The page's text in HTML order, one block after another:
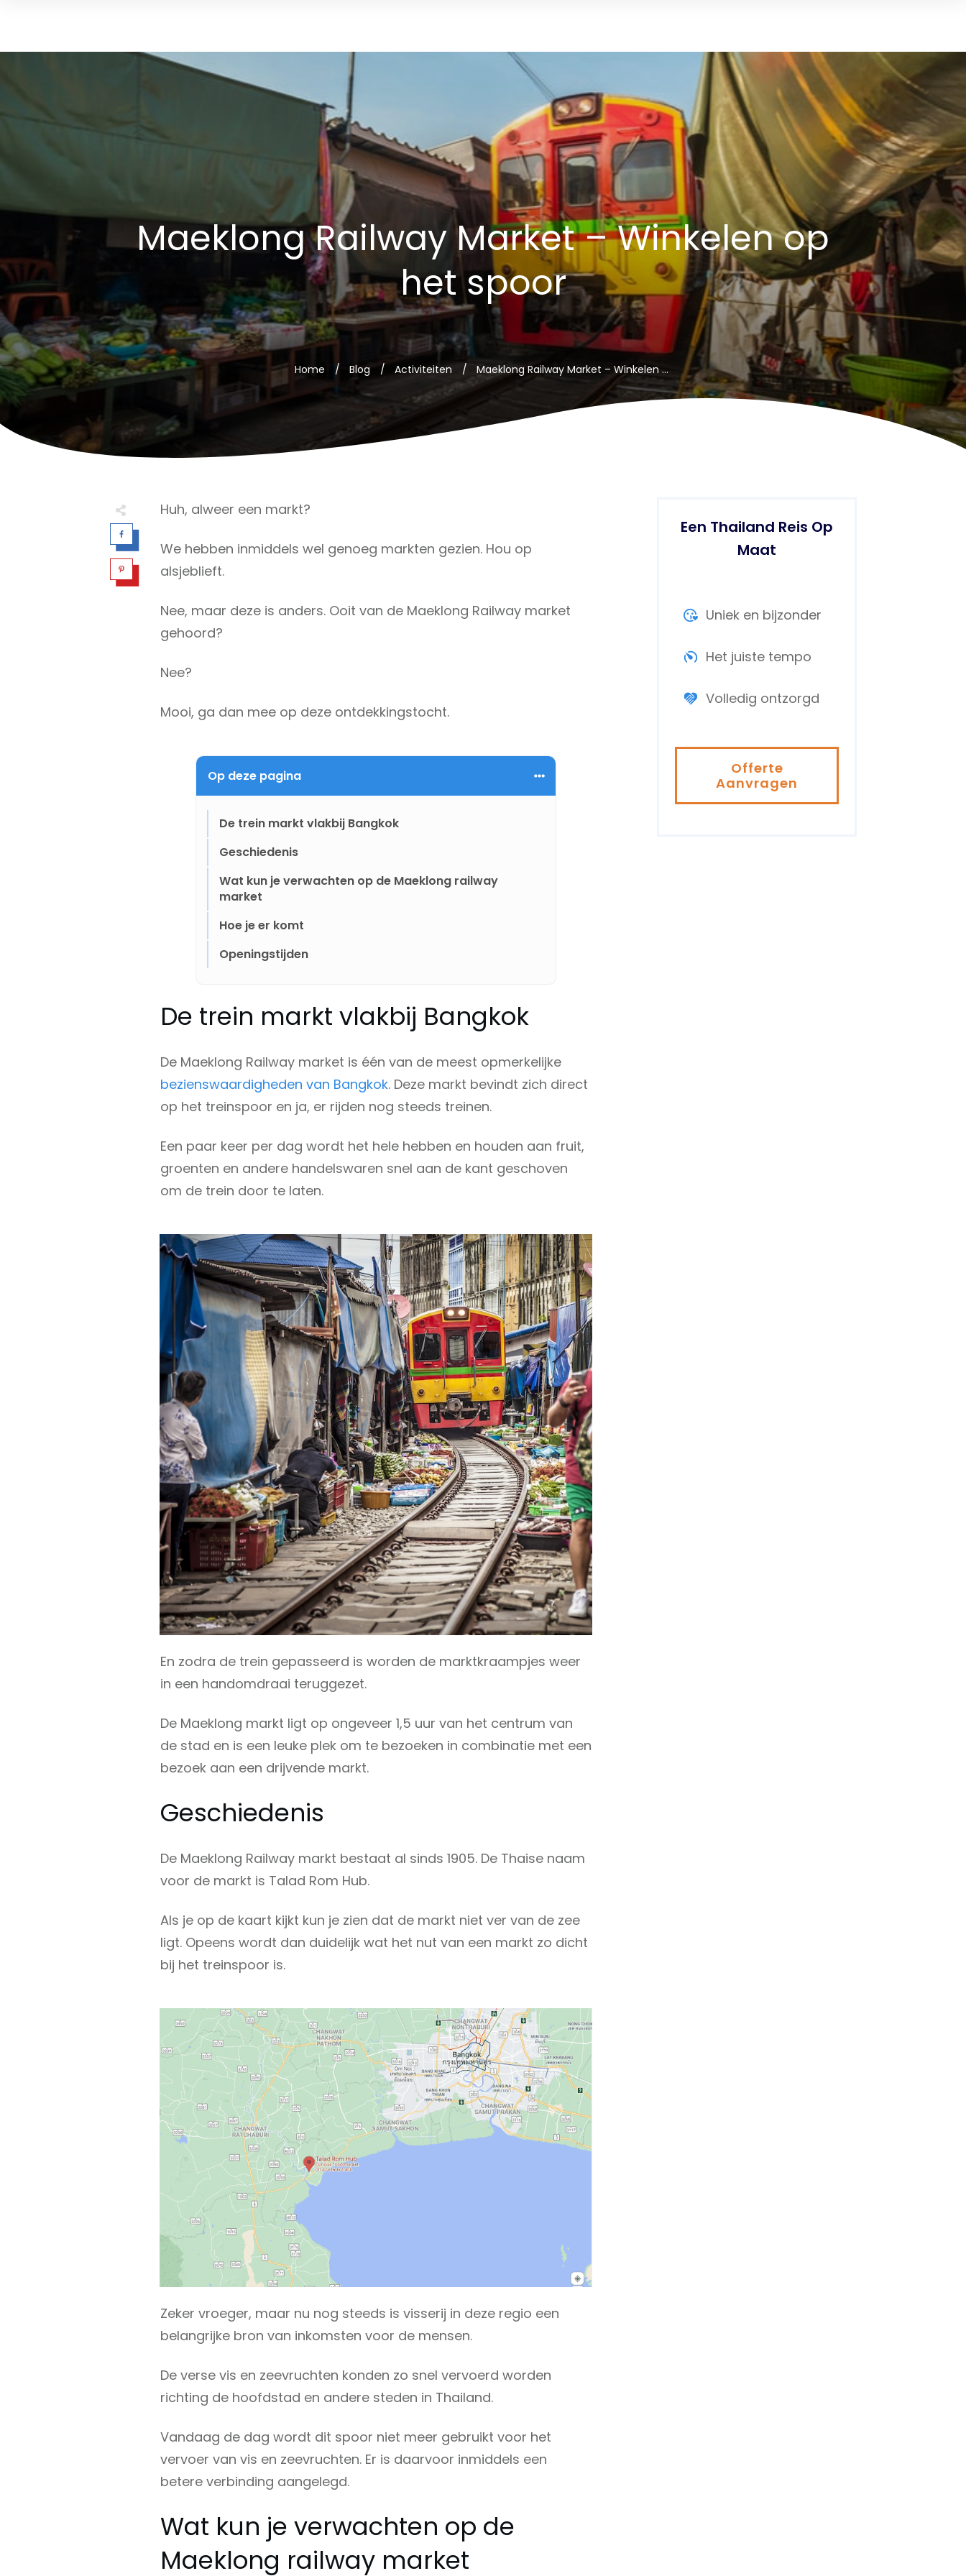
Maeklong Railway Market – Winkelen op
het spoor
Home / Blog / Activiteiten / Maeklong Railway Market – Winkelen op het spoor
Huh, alweer een markt?
We hebben inmiddels wel genoeg markten gezien. Hou op
alsjeblieft.
Nee, maar deze is anders. Ooit van de Maeklong Railway market
gehoord?
Nee?
Mooi, ga dan mee op deze ontdekkingstocht.
Op deze pagina
De trein markt vlakbij Bangkok
Geschiedenis
Wat kun je verwachten op de Maeklong railway
market
Hoe je er komt
Openingstijden
De trein markt vlakbij Bangkok
De Maeklong Railway market is één van de meest opmerkelijke
bezienswaardigheden van Bangkok. Deze markt bevindt zich direct
op het treinspoor en ja, er rijden nog steeds treinen.
Een paar keer per dag wordt het hele hebben en houden aan fruit,
groenten en andere handelswaren snel aan de kant geschoven
om de trein door te laten.
En zodra de trein gepasseerd is worden de marktkraampjes weer
in een handomdraai teruggezet.
De Maeklong markt ligt op ongeveer 1,5 uur van het centrum van
de stad en is een leuke plek om te bezoeken in combinatie met een
bezoek aan een drijvende markt.
Geschiedenis
De Maeklong Railway markt bestaat al sinds 1905. De Thaise naam
voor de markt is Talad Rom Hub.
Als je op de kaart kijkt kun je zien dat de markt niet ver van de zee
ligt. Opeens wordt dan duidelijk wat het nut van een markt zo dicht
bij het treinspoor is.
Zeker vroeger, maar nu nog steeds is visserij in deze regio een
belangrijke bron van inkomsten voor de mensen.
De verse vis en zeevruchten konden zo snel vervoerd worden
richting de hoofdstad en andere steden in Thailand.
Vandaag de dag wordt dit spoor niet meer gebruikt voor het
vervoer van vis en zeevruchten. Er is daarvoor inmiddels een
betere verbinding aangelegd.
Wat kun je verwachten op de
Maeklong railway market
Een Thailand Reis Op
Maat
Uniek en bijzonder
Het juiste tempo
Volledig ontzorgd
Offerte
Aanvragen